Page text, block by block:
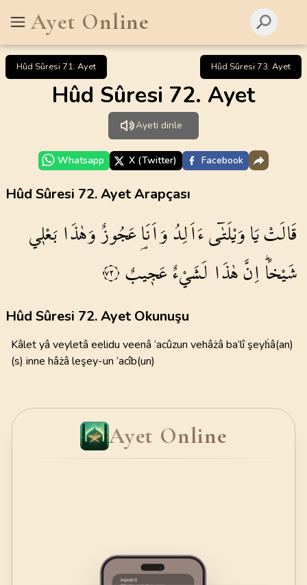
Ayet Online
Hûd Sûresi 71. Ayet Hûd Sûresi 73. Ayet
Hûd Sûresi 72. Ayet
Ayeti dinle
Whatsapp X (Twitter) Facebook
Hûd Sûresi 72. Ayet Arapçası
قَالَتْيَاوَيْلَتٰٓىءَاَلِدُوَاَنَا۬عَجُوزٌوَهٰذَابَعْل۪ي
شَيْخاًۜاِنَّهٰذَا لَشَيْءٌعَج۪يبٌ ٧٢
Hûd Sûresi 72. Ayet Okunuşu
Kâlet yâ veyletâ eelidu veenâ ‘acûzun vehâżâ ba’lî şeyḣâ(an)
(s) inne hâżâ leşey-un ‘acîb(un)
Ayet Online